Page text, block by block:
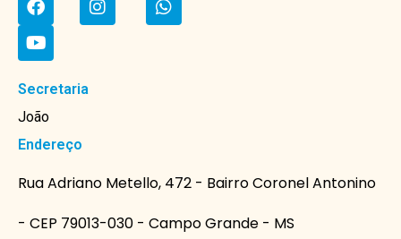
Secretaria
João
Endereço
Rua Adriano Metello, 472 - Bairro Coronel Antonino
- CEP 79013-030 - Campo Grande - MS